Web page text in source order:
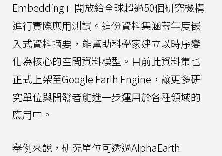
Embedding」開放給全球超過50個研究機構
進行實際應用測試。這份資料集涵蓋年度嵌
入式資料摘要，能幫助科學家建立以時序變
化為核心的空間資料模型。目前此資料集也
正式上架至Google Earth Engine，讓更多研
究單位與開發者能進一步運用於各種領域的
應用中。
舉例來說，研究單位可透過AlphaEarth